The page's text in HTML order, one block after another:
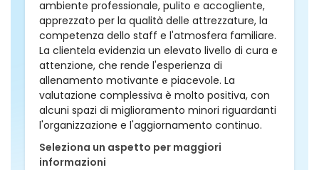
ambiente professionale, pulito e accogliente,
apprezzato per la qualità delle attrezzature, la
competenza dello staff e l'atmosfera familiare.
La clientela evidenzia un elevato livello di cura e
attenzione, che rende l'esperienza di
allenamento motivante e piacevole. La
valutazione complessiva è molto positiva, con
alcuni spazi di miglioramento minori riguardanti
l'organizzazione e l'aggiornamento continuo.
Seleziona un aspetto per maggiori
informazioni